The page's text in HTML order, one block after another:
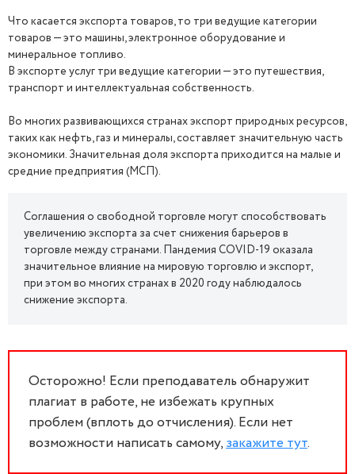
Что касается экспорта товаров, то три ведущие категории
товаров — это машины, электронное оборудование и
минеральное топливо.
В экспорте услуг три ведущие категории — это путешествия,
транспорт и интеллектуальная собственность.
Во многих развивающихся странах экспорт природных ресурсов,
таких как нефть, газ и минералы, составляет значительную часть
экономики. Значительная доля экспорта приходится на малые и
средние предприятия (МСП).
Соглашения о свободной торговле могут способствовать
увеличению экспорта за счет снижения барьеров в
торговле между странами. Пандемия COVID-19 оказала
значительное влияние на мировую торговлю и экспорт,
при этом во многих странах в 2020 году наблюдалось
снижение экспорта.
Осторожно! Если преподаватель обнаружит
плагиат в работе, не избежать крупных
проблем (вплоть до отчисления). Если нет
возможности написать самому,закажите тут.